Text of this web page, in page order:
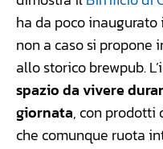
ha da poco
non a caso si propone
allo storico brewpub.
spazio da vivere
giornata, con prodotti
che comunque ruota